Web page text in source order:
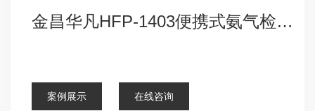
金昌华凡HFP-1403便携式氨气检测仪报警器
案例展示 在线咨询